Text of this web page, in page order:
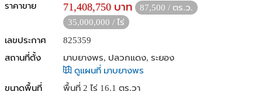
ราคาขาย 71,408,750 บาท
87,500 / ตร.ว.
35,000,000 / ไร่
เลขประกาศ
825359
สถานที่ตั้ง
มาบยางพร, ปลวกแดง, ระยอง
ดูแผนที่ มาบยางพร
ขนาดพื้นที่
พื้นที่ 2 ไร่ 16.1 ตร.วา